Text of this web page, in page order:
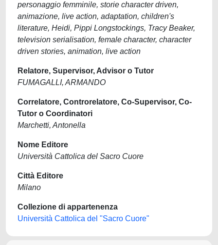
personaggio femminile, storie character driven,
animazione, live action, adaptation, children's
literature, Heidi, Pippi Longstockings, Tracy Beaker,
television serialisation, female character, character
driven stories, animation, live action
Relatore, Supervisor, Advisor o Tutor
FUMAGALLI, ARMANDO
Correlatore, Controrelatore, Co-Supervisor, Co-
Tutor o Coordinatori
Marchetti, Antonella
Nome Editore
Università Cattolica del Sacro Cuore
Città Editore
Milano
Collezione di appartenenza
Università Cattolica del "Sacro Cuore"